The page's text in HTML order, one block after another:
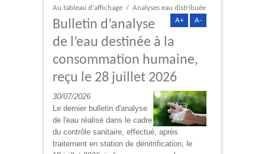
Au tableau d'affichage / Analyses eau distribuée
A+
A-
Bulletin d’analyse
de l’eau destinée à la
consommation humaine,
reçu le 28 juillet 2026
30/07/2026
Le dernier bulletin d'analyse
de l'eau réalisé dans le cadre
du contrôle sanitaire, effectué, après
traitement en station de dénitrification, le